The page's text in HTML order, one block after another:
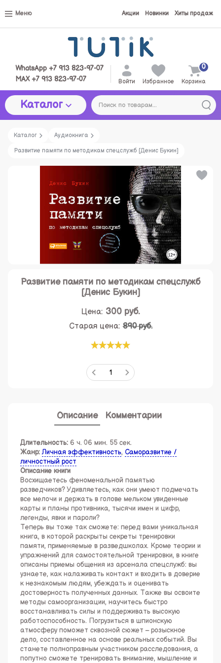
Меню Акции Новинки Хиты продаж
WhatsApp +7 913 823-97-07
MAX +7 913 823-97-07
Войти Избранное Корзина
0
Каталог
Каталог Аудиокнига
Развитие памяти по методикам спецслужб [Денис Букин]
Развитие памяти по методикам спецслужб
[Денис Букин]
Цена: 300 руб.
Старая цена: 890 руб.
Описание Комментарии
Длительность: 6 ч. 06 мин. 55 сек.
Жанр: Личная эффективность, Саморазвитие /
личностный рост
Описание книги
Восхищаетесь феноменальной памятью
разведчиков? Удивляетесь, как они умеют подмечать
все мелочи и держать в голове мельком увиденные
карты и планы противника, тысячи имен и цифр,
легенды, явки и пароли?
Теперь вы тоже так сможете: перед вами уникальная
книга, в которой раскрыты секреты тренировки
памяти, применяемые в разведшколах. Кроме теории и
упражнений для самостоятельной тренировки, в книге
описаны приемы общения из арсенала спецслужб: вы
узнаете, как налаживать контакт и входить в доверие
к незнакомым людям, убеждать и оценивать
достоверность полученных данных. Также вы освоите
методы самоорганизации, научитесь быстро
восстанавливать силы и поддерживать высокую
работоспособность. Погрузиться в шпионскую
атмосферу поможет сквозной сюжет – розыскное
дело, составленное на основе реальных событий. Вы
станете полноправным участником расследования, а
попутно сможете тренировать внимание, мышление и